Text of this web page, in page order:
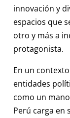
innovación y
espacios que
otro y más a
protagonista.
En un
entidades
como un
Perú carga en